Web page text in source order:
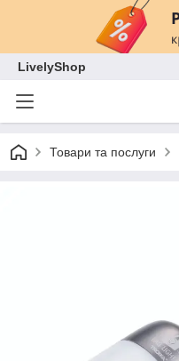
LivelyShop
Товари та послуги